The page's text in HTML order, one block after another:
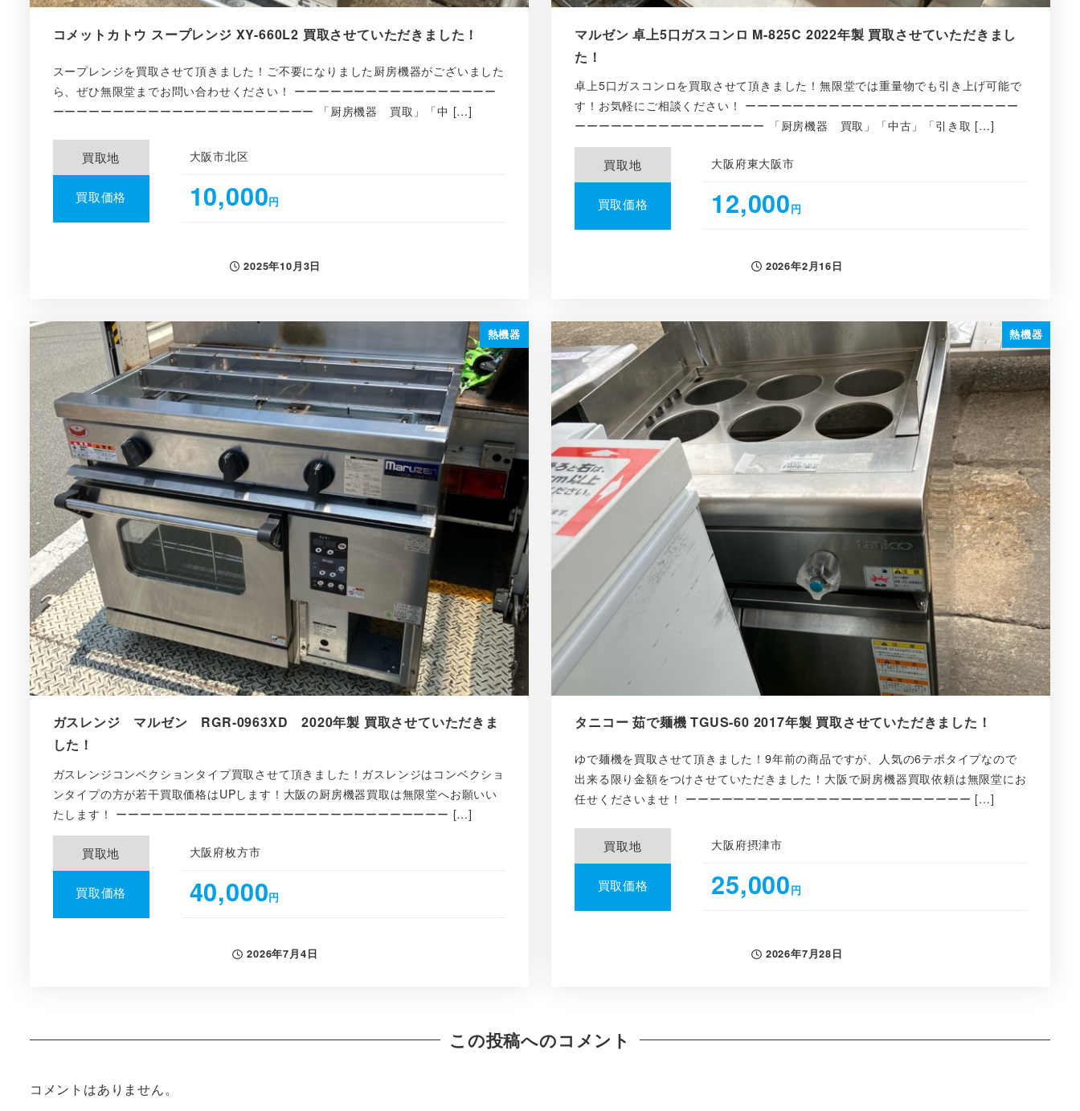
コメットカトウ スープレンジ XY-660L2 買取させていただきました！
スープレンジを買取させて頂きました！ご不要になりました厨房機器がございました
ら、ぜひ無限堂までお問い合わせください！ ーーーーーーーーーーーーーーーーー
ーーーーーーーーーーーーーーーーーーーーーー 「厨房機器 買取」「中 […]
買取地 大阪市北区
買取価格 10,000円
投稿日
2025年10月3日
マルゼン 卓上5口ガスコンロ M-825C 2022年製 買取させていただきまし
た！
卓上5口ガスコンロを買取させて頂きました！無限堂では重量物でも引き上げ可能で
す！お気軽にご相談ください！ ーーーーーーーーーーーーーーーーーーーーーーー
ーーーーーーーーーーーーーーーー 「厨房機器 買取」「中古」「引き取 […]
買取地 大阪府東大阪市
買取価格 12,000円
投稿日
2026年2月16日
熱機器
ガスレンジ マルゼン RGR-0963XD 2020年製 買取させていただきま
した！
ガスレンジコンベクションタイプ買取させて頂きました！ガスレンジはコンベクショ
ンタイプの方が若干買取価格はUPします！大阪の厨房機器買取は無限堂へお願いい
たします！ ーーーーーーーーーーーーーーーーーーーーーーーーーーーー […]
買取地 大阪府枚方市
買取価格 40,000円
投稿日
2026年7月4日
熱機器
タニコー 茹で麺機 TGUS-60 2017年製 買取させていただきました！
ゆで麺機を買取させて頂きました！9年前の商品ですが、人気の6テボタイプなので
出来る限り金額をつけさせていただきました！大阪で厨房機器買取依頼は無限堂にお
任せくださいませ！ ーーーーーーーーーーーーーーーーーーーーーーーー […]
買取地 大阪府摂津市
買取価格 25,000円
投稿日
2026年7月28日
この投稿へのコメント
コメントはありません。